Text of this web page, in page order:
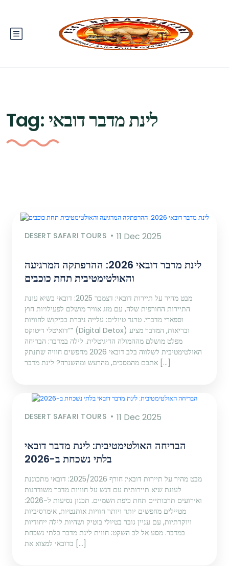
Tag:לינת מדבר דובאי
DESERT SAFARI TOURS 11 Dec 2025
לינת מדבר דובאי 2026: ההרפתקה המרגיעה
והאולטימטיבית תחת כוכבים
מבט מהיר על תיירות דובאי: דצמבר 2025: דובאי בשיא עונת
התיירות החורפית שלה, עם מזג אוויר מושלם לפעילויות חוץ
וספארי מדברי. טרנד טיולים: עלייה ניכרת בביקוש לחוויות
“דואיטלי דיטוקס” (Digital Detox) ובריאות, המדבר מציע
מפלט מושלם מההמולה הדיגיטלית. לילה במדבר: הבריחה
האולטימטיבית לשלווה בלב דובאי 2026 מחפשים חוויה שתנתק
אתכם מהמסכים, מהרעש ומהשגרה? לינת מדבר […]
DESERT SAFARI TOURS 11 Dec 2025
הבריחה האולטימטיבית: לינת מדבר דובאי
בלתי נשכחת ב-2026
מבט מהיר על תיירות דובאי: חורף 2025/2026: דובאי מתכוננת
לעונת שיא תיירותית עם דגש על חוויות מדבר משודרגות
ואירועים תרבותיים תחת כיפת השמיים. תכנון נסיעות ל-2026:
מטיילים מחפשים יותר ויותר חוויות אותנטיות, אימרסיביות
ויוקרתיות, עם עניין גובר בטיולי בוטיק ושהיות לילה ייחודיות
במדבר. מסע אל לב השקט: חווית לינת מדבר בלתי נשכחת
בדובאי למצוא את […]